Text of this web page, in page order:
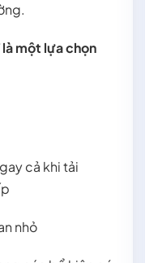
là một lựa chọn
cả khi tải
nhỏ